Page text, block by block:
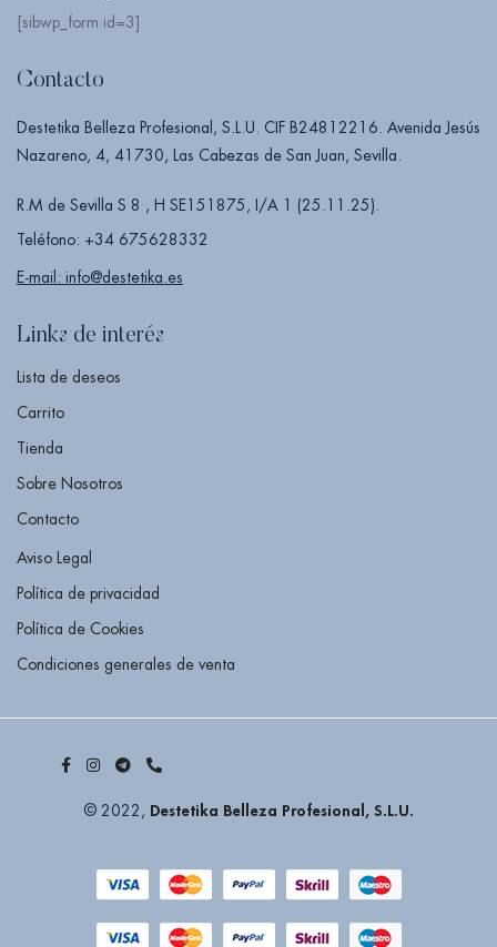
[sibwp_form id=3]
Contacto
Destetika Belleza Profesional, S.L.U. CIF B24812216. Avenida Jesús
Nazareno, 4, 41730, Las Cabezas de San Juan, Sevilla.
R.M de Sevilla S 8 , H SE151875, I/A 1 (25.11.25).
Teléfono: +34 675628332
E-mail: info@destetika.es
Links de interés
Lista de deseos
Carrito
Tienda
Sobre Nosotros
Contacto
Aviso Legal
Política de privacidad
Política de Cookies
Condiciones generales de venta
© 2022, Destetika Belleza Profesional, S.L.U.